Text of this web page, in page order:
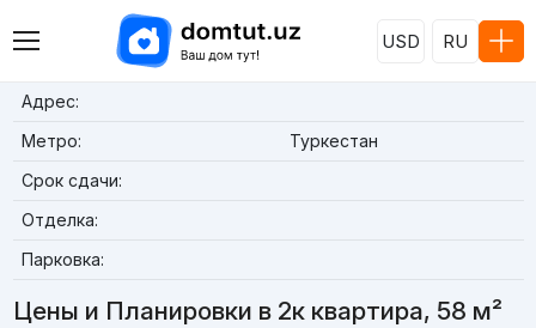
USD RU
Адрес:
Метро:
Туркестан
Срок сдачи:
Отделка:
Парковка:
Цены и Планировки в 2к квартира, 58 м²